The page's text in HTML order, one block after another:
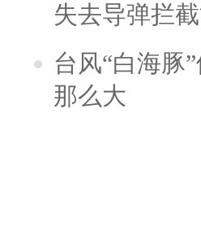
失去导弹拦
台风“白海豚
那么大